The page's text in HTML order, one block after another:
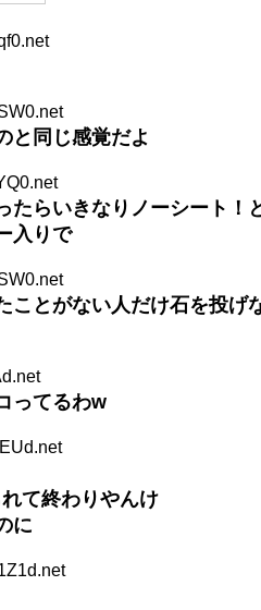
と同じ感覚だよ
たらいきなりノーシート！
入りで
ことがない人だけ石を投げ
ってるわw
て終わりやんけ
に